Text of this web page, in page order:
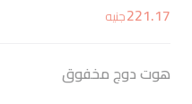
221.17جنيه
هوت دوج مخفوق